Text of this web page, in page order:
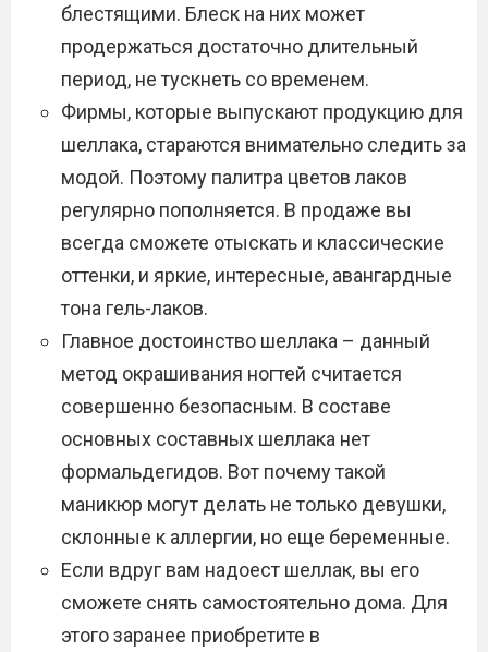
блестящими. Блеск на них может
продержаться достаточно длительный
период, не тускнеть со временем.
Фирмы, которые выпускают продукцию для
шеллака, стараются внимательно следить за
модой. Поэтому палитра цветов лаков
регулярно пополняется. В продаже вы
всегда сможете отыскать и классические
оттенки, и яркие, интересные, авангардные
тона гель-лаков.
Главное достоинство шеллака – данный
метод окрашивания ногтей считается
совершенно безопасным. В составе
основных составных шеллака нет
формальдегидов. Вот почему такой
маникюр могут делать не только девушки,
склонные к аллергии, но еще беременные.
Если вдруг вам надоест шеллак, вы его
сможете снять самостоятельно дома. Для
этого заранее приобретите в